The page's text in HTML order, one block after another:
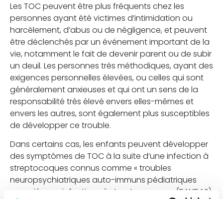
Les TOC peuvent être plus fréquents chez les
personnes ayant été victimes d’intimidation ou
harcèlement, d’abus ou de négligence, et peuvent
être déclenchés par un événement important de la
vie, notamment le fait de devenir parent ou de subir
un deuil. Les personnes très méthodiques, ayant des
exigences personnelles élevées, ou celles qui sont
généralement anxieuses et qui ont un sens de la
responsabilité très élevé envers elles-mêmes et
envers les autres, sont également plus susceptibles
de développer ce trouble.
Dans certains cas, les enfants peuvent développer
des symptômes de TOC à la suite d’une infection à
streptocoques connus comme « troubles
neuropsychiatriques auto-immuns pédiatriques
associés aux infections à streptocoques » (PANDAS).